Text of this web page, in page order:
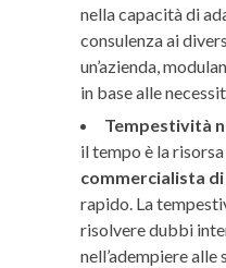
nella capacità di
consulenza ai
un’azienda,
in base alle
Tempestività
il tempo è la
commercialista
rapido. La
risolvere dubbi
nell’adempiere alle